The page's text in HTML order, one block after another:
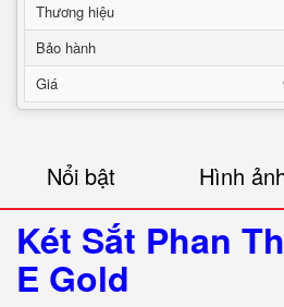
Thương hiệu
Bảo hành
Giá
Nổi bật Hình
Két Sắt Phan
E Gold